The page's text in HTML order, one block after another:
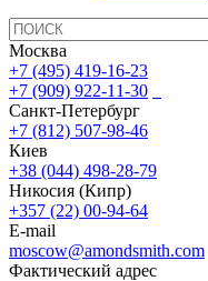
Москва
+7 (495) 419-16-23
+7 (909) 922-11-30
Санкт-Петербург
+7 (812) 507-98-46
Киев
+38 (044) 498-28-79
Никосия (Кипр)
+357 (22) 00-94-64
E-mail
moscow@amondsmith.com
Фактический адрес